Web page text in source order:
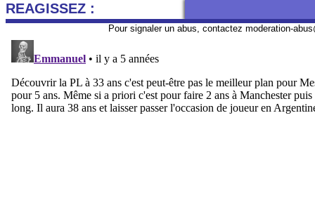
REAGISSEZ :
Pour signaler un abus, contactez moderation-